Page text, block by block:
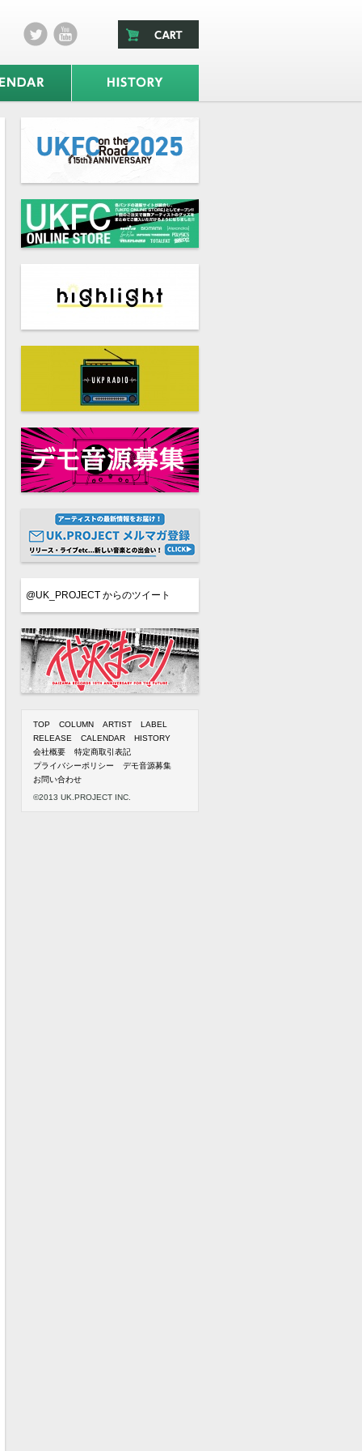
@UK_PROJECT からのツイート
TOP COLUMN ARTIST
LABEL
RELEASE
CALENDAR
HISTORY
会社概要
特定商取引表記
プライバシーポリシー
デモ音源募集
お問い合わせ
©2013 UK.PROJECT INC.